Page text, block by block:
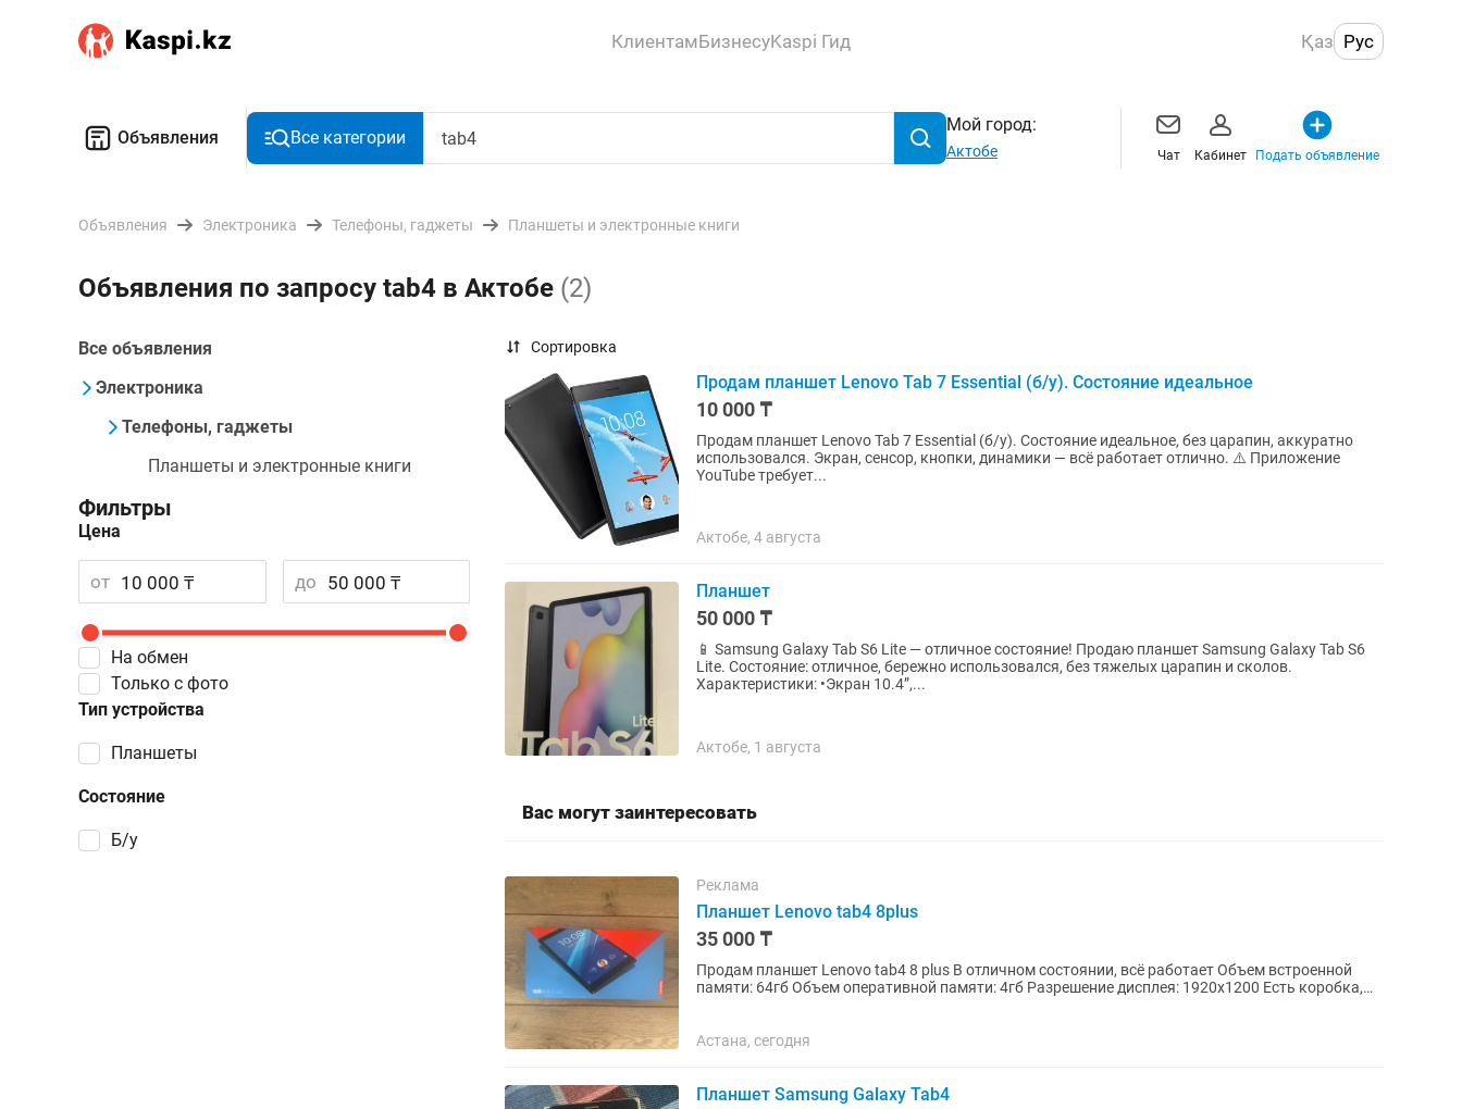
КлиентамБизнесуKaspi Гид Қаз Рус
Объявления Все категории
Мой город:
Актобе Чат Кабинет Подать объявление
Объявления Электроника Телефоны, гаджеты Планшеты и электронные книги
Объявления по запросу tab4 в Актобе (2)
Все объявления
Электроника
Телефоны, гаджеты
Планшеты и электронные книги
Фильтры
Цена
от до
Тип устройства
Планшеты
Состояние
Б/у
На обмен
Только с фото
Сортировка
Продам планшет Lenovo Tab 7 Essential (б/у). Состояние идеальное
10 000 ₸
Продам планшет Lenovo Tab 7 Essential (б/у). Состояние идеальное, без царапин, аккуратно
использовался. Экран, сенсор, кнопки, динамики — всё работает отлично. ⚠️ Приложение
YouTube требует...
Актобе, 4 августа
Планшет
50 000 ₸
📱 Samsung Galaxy Tab S6 Lite — отличное состояние! Продаю планшет Samsung Galaxy Tab S6
Lite. Состояние: отличное, бережно использовался, без тяжелых царапин и сколов.
Характеристики: •Экран 10.4”,...
Актобе, 1 августа
Вас могут заинтересовать
Реклама
Планшет Lenovo tab4 8plus
35 000 ₸
Продам планшет Lenovo tab4 8 plus В отличном состоянии, всё работает Объем встроенной
памяти: 64гб Объем оперативной памяти: 4гб Разрешение дисплея: 1920х1200 Есть коробка,
Астана, сегодня
Планшет Samsung Galaxy Tab4